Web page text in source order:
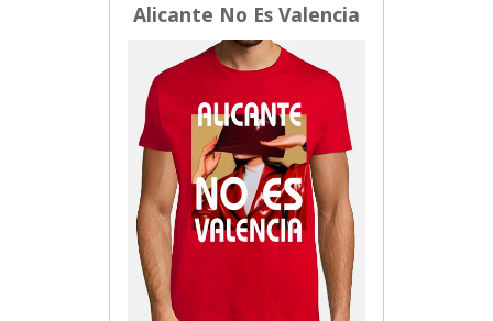
Alicante No Es Valencia